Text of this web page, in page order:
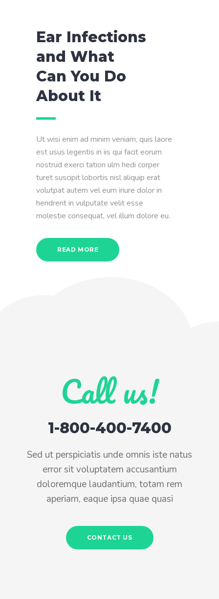
Ear Infections
and What
Can You Do
About It
Ut wisi enim ad minim veniam, quis laore
est usus legentis in iis qui facit eorum
nostrud exerci tation ulm hedi corper
turet suscipit lobortis nisl aliquip erat
volutpat autem vel eum iriure dolor in
hendrerit in vulputate velit esse
molestie consequat, vel illum dolore eu.
READ MORE
Call us!
1-800-400-7400
Sed ut perspiciatis unde omnis iste natus
error sit voluptatem accusantium
doloremque laudantium, totam rem
aperiam, eaque ipsa quae quasi
CONTACT US